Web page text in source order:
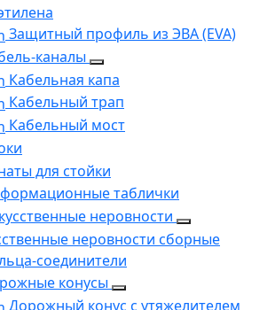
Защитный профиль из ЭВА (EVA)
каналы
Кабельная капа
Кабельный трап
Кабельный мост
для стойки
таблички
неровности
неровности сборные
соединители
конусы
Дорожный конус с утяжелителем